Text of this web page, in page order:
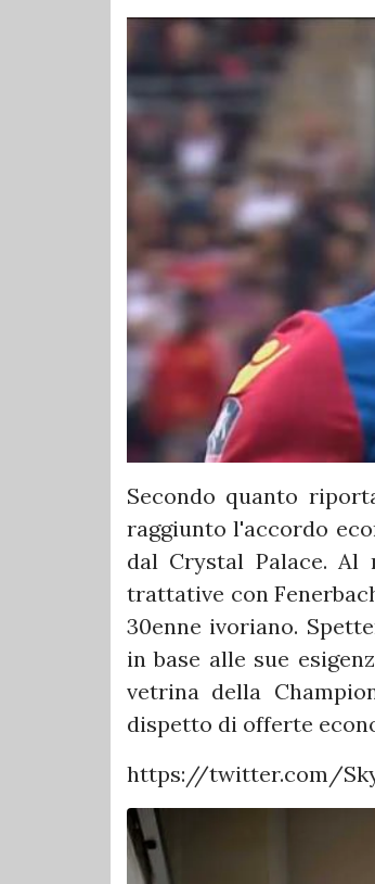
Secondo quanto
raggiunto l'accordo
dal Crystal Palace.
trattative con
30enne ivoriano.
in base alle sue
vetrina della
dispetto di offerte
https://twitter.com/